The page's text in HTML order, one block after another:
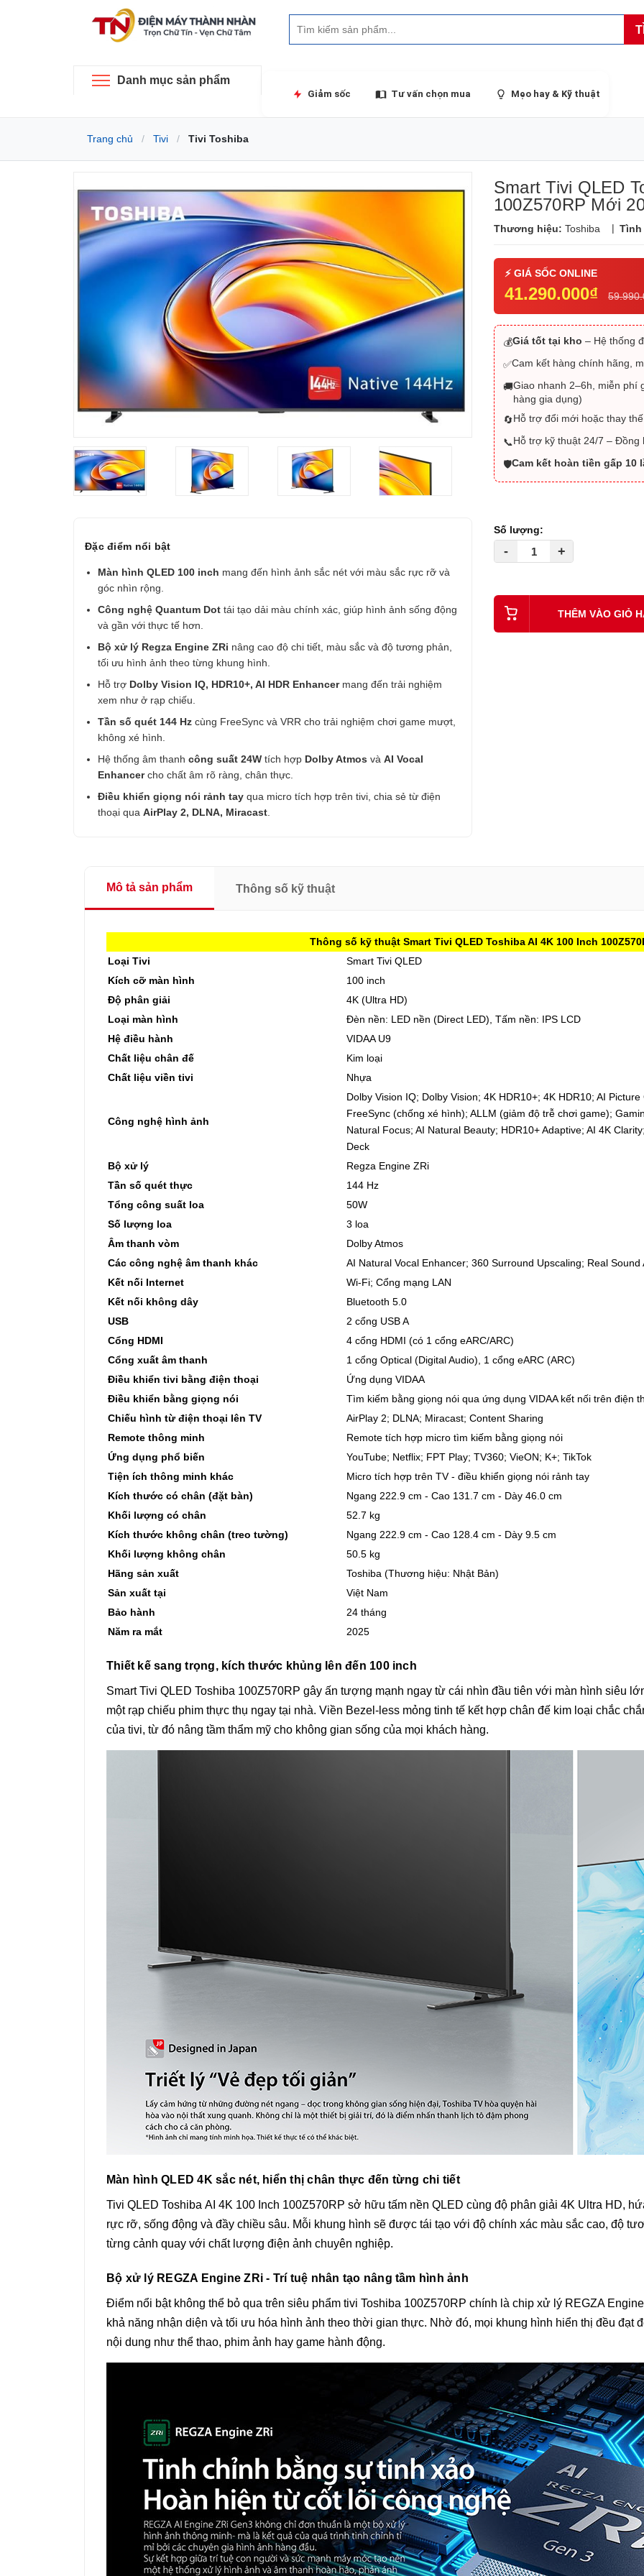
Danh mục sản phẩm
Giảm sốc Tư vấn chọn mua Mẹo hay & Kỹ thuật
Trang chủ Tivi Tivi Toshiba
Đặc điểm nổi bật
Màn hình QLED 100 inch mang đến hình ảnh sắc nét với màu sắc rực rỡ và
góc nhìn rộng.
Công nghệ Quantum Dot tái tạo dải màu chính xác, giúp hình ảnh sống động
và gần với thực tế hơn.
Bộ xử lý Regza Engine ZRi nâng cao độ chi tiết, màu sắc và độ tương phản,
tối ưu hình ảnh theo từng khung hình.
Hỗ trợ Dolby Vision IQ, HDR10+, AI HDR Enhancermang đến trải nghiệm
xem như ở rạp chiếu.
Tần số quét 144 Hz cùng FreeSync và VRR cho trải nghiệm chơi game mượt,
không xé hình.
Hệ thống âm thanh công suất 24W tích hợp Dolby Atmos và AI Vocal
Enhancercho chất âm rõ ràng, chân thực.
Điều khiển giọng nói rảnh tay qua micro tích hợp trên tivi, chia sẻ từ điện
thoại qua AirPlay 2, DLNA, Miracast
Smart Tivi QLED
100Z570RP Mới
Thương hiệu: Toshiba |
41.290.000₫
💰Giá tốt tại kho – Hệ thống
✅Cam kết hàng chính hãng,
🚚Giao nhanh 2–6h, miễn phí
hàng gia dụng)
🔄Hỗ trợ đổi mới hoặc thay
📞Hỗ trợ kỹ thuật 24/7 – Đồng
🛡️Cam kết hoàn tiền gấp 10
Số lượng:
- +
THÊM VÀO GIỎ
Mô tả sản phẩm Thông số kỹ thuật
Thông số kỹ thuật Smart Tivi QLED Toshiba AI 4K 100 Inch
Loại Tivi
Smart Tivi QLED
Kích cỡ màn hình
100 inch
Độ phân giải
4K (Ultra HD)
Loại màn hình
Đèn nền: LED nền (Direct LED), Tấm nền: IPS LCD
Hệ điều hành
VIDAA U9
Chất liệu chân đế
Kim loại
Chất liệu viền tivi
Nhựa
Công nghệ hình ảnh
Dolby Vision IQ; Dolby Vision; 4K HDR10+; 4K HDR10; AI
FreeSync (chống xé hình); ALLM (giảm độ trễ chơi game);
Natural Focus; AI Natural Beauty; HDR10+ Adaptive; AI 4K
Deck
Bộ xử lý
Regza Engine ZRi
Tần số quét thực
144 Hz
Tổng công suất loa
50W
Số lượng loa
3 loa
Âm thanh vòm
Dolby Atmos
Các công nghệ âm thanh khác
AI Natural Vocal Enhancer; 360 Surround Upscaling; Real Sound
Kết nối Internet
Wi-Fi; Cổng mạng LAN
Kết nối không dây
Bluetooth 5.0
USB
2 cổng USB A
Cổng HDMI
4 cổng HDMI (có 1 cổng eARC/ARC)
Cổng xuất âm thanh
1 cổng Optical (Digital Audio), 1 cổng eARC (ARC)
Điều khiển tivi bằng điện thoại
Ứng dụng VIDAA
Điều khiển bằng giọng nói
Tìm kiếm bằng giọng nói qua ứng dụng VIDAA kết nối trên điện
Chiếu hình từ điện thoại lên TV
AirPlay 2; DLNA; Miracast; Content Sharing
Remote thông minh
Remote tích hợp micro tìm kiếm bằng giọng nói
Ứng dụng phổ biến
YouTube; Netflix; FPT Play; TV360; VieON; K+; TikTok
Tiện ích thông minh khác
Micro tích hợp trên TV - điều khiển giọng nói rảnh tay
Kích thước có chân (đặt bàn)
Ngang 222.9 cm - Cao 131.7 cm - Dày 46.0 cm
Khối lượng có chân
52.7 kg
Kích thước không chân (treo tường)
Ngang 222.9 cm - Cao 128.4 cm - Dày 9.5 cm
Khối lượng không chân
50.5 kg
Hãng sản xuất
Toshiba (Thương hiệu: Nhật Bản)
Sản xuất tại
Việt Nam
Bảo hành
24 tháng
Năm ra mắt
2025
Thiết kế sang trọng, kích thước khủng lên đến 100 inch
Smart Tivi QLED Toshiba 100Z570RP gây ấn tượng mạnh ngay từ cái nhìn đầu tiên với màn hình siêu
một rạp chiếu phim thực thụ ngay tại nhà. Viền Bezel-less mỏng tinh tế kết hợp chân đế kim loại chắc
của tivi, từ đó nâng tầm thẩm mỹ cho không gian sống của mọi khách hàng.
Màn hình QLED 4K sắc nét, hiển thị chân thực đến từng chi tiết
Tivi QLED Toshiba AI 4K 100 Inch 100Z570RP sở hữu tấm nền QLED cùng độ phân giải 4K Ultra HD,
rực rỡ, sống động và đầy chiều sâu. Mỗi khung hình sẽ được tái tạo với độ chính xác màu sắc cao, độ
từng cảnh quay với chất lượng điện ảnh chuyên nghiệp.
Bộ xử lý REGZA Engine ZRi - Trí tuệ nhân tạo nâng tầm hình ảnh
Điểm nổi bật không thể bỏ qua trên siêu phẩm tivi Toshiba 100Z570RP chính là chip xử lý REGZA
khả năng nhận diện và tối ưu hóa hình ảnh theo thời gian thực. Nhờ đó, mọi khung hình hiển thị đều đạt
nội dung như thể thao, phim ảnh hay game hành động.